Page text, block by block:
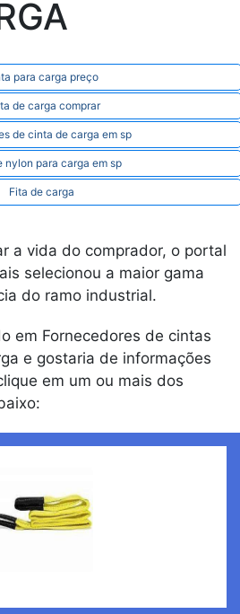
para carga preço
de carga comprar
de cinta de carga em sp
nylon para carga em sp
Fita de carga
a vida do comprador, o portal
selecionou a maior gama
do ramo industrial.
em Fornecedores de cintas
e gostaria de informações
em um ou mais dos